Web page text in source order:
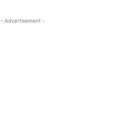
- Advertisement -